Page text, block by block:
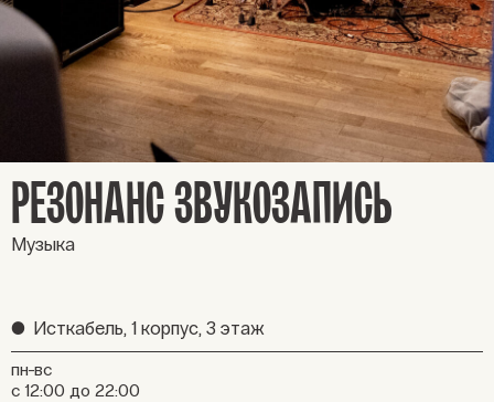
РЕЗОНАНС ЗВУКОЗАПИСЬ
Музыка
● Исткабель, 1 корпус, 3 этаж
пн-вс
с 12:00 до 22:00